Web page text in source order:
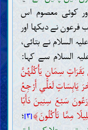
کوئی معصوم اس
فرعون نے دیکھا اور
السلام نے بتائی،
السلام سے کہا:
سِمَانٍ يَأْكُلُهُنَّ
لَعَلِّي أَرْجِعُ
سَبْعَ سِنِينَ دَأَبًا
مِمَّا تَأْكُلُونَ﴾[۳] ؛